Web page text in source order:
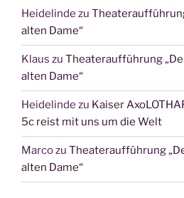
Heidelinde zu
alten Dame“
Klaus zu Theateraufführung
alten Dame“
Heidelinde zu Kaiser
5c reist mit uns um die Welt
Marcozu Theateraufführung
alten Dame“